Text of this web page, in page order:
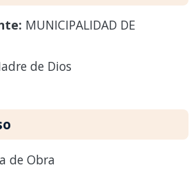
MUNICIPALIDAD DE
de Dios
de Obra